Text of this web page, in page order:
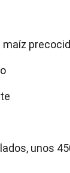
maíz
unos